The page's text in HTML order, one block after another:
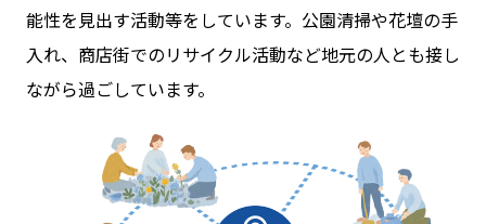
能性を見出す活動等をしています。公園清掃や花壇の手
入れ、商店街でのリサイクル活動など地元の人とも接し
ながら過ごしています。